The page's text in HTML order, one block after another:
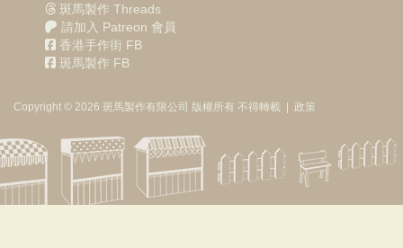
斑馬製作 Threads
請加入 Patreon 會員
香港手作街 FB
斑馬製作 FB
Copyright © 2026 斑馬製作有限公司 版權所有 不得轉載 政策